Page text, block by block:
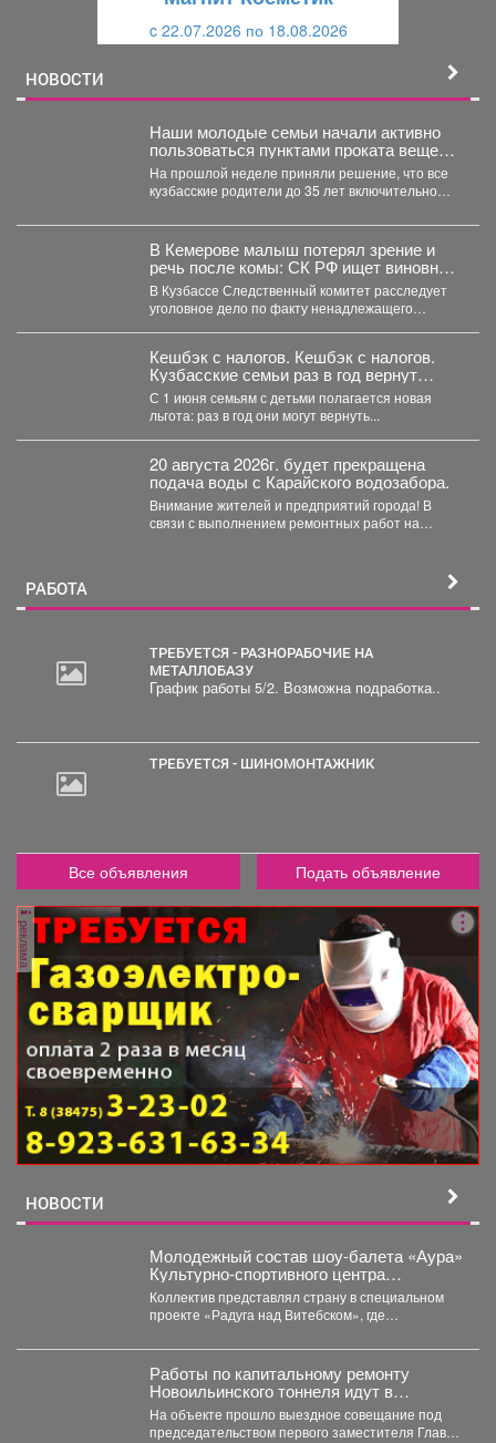
c 22.07.2026 по 18.08.2026
НОВОСТИ
Наши молодые семьи начали активно
пользоваться пунктами проката вещей
для новорожденных.
На прошлой неделе приняли решение, что все
кузбасские родители до 35 лет включительно
В Кемерове малыш потерял зрение и
речь после комы: СК РФ ищет виновных
в искалеченном детстве
В Кузбассе Следственный комитет расследует
уголовное дело по факту ненадлежащего
Кешбэк с налогов. Кешбэк с налогов.
Кузбасские семьи раз в год вернут
часть уплаченных денег
С 1 июня семьям с детьми полагается новая
льгота: раз в год они могут вернуть...
20 августа 2026г. будет прекращена
подача воды с Карайского водозабора.
Внимание жителей и предприятий города! В
связи с выполнением ремонтных работ на
РАБОТА
ТРЕБУЕТСЯ - РАЗНОРАБОЧИЕ НА
МЕТАЛЛОБАЗУ
График работы 5/2. Возможна подработка..
ТРЕБУЕТСЯ - ШИНОМОНТАЖНИК
Все объявления Подать объявление
реклама
НОВОСТИ
Молодежный состав шоу-балета «Аура»
Культурно-спортивного центра
металлургов победил в международном
конкурсе «Славянский базар» в
Витебске.
Коллектив представлял страну в специальном
проекте «Радуга над Витебском», где
России,...
Работы по капитальному ремонту
Новоильинского тоннеля идут в
соответствии с графиком
На объекте прошло выездное совещание под
председательством первого заместителя Главы